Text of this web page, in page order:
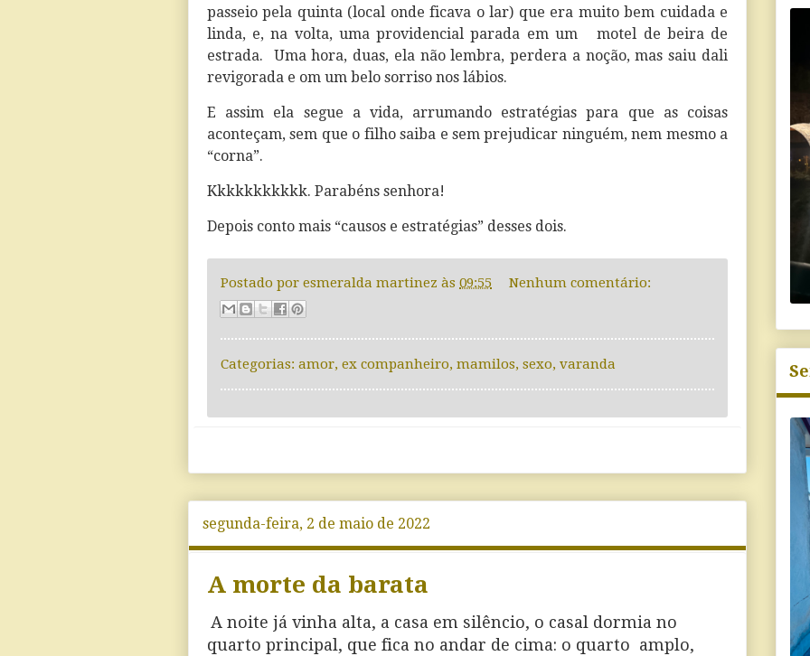
passeio pela quinta (local onde ficava o lar) que era muito bem cuidada e
linda, e, na volta, uma providencial parada em um
motel de beira de
estrada.
Uma hora, duas, ela não lembra, perdera a noção, mas saiu dali
revigorada e om um belo sorriso nos lábios.
E assim ela segue a vida, arrumando estratégias para que as coisas
aconteçam, sem que o filho saiba e sem prejudicar ninguém, nem mesmo a
“corna”.
Kkkkkkkkkkk. Parabéns senhora!
Depois conto mais “causos e estratégias” desses dois.
Postado por esmeralda martinez às 09:55 Nenhum comentário:
Categorias: amor, ex companheiro, mamilos, sexo, varanda
segunda-feira, 2 de maio de 2022
A morte da barata
A noite já vinha alta, a casa em silêncio, o casal dormia no
quarto principal, que fica no andar de cima: o quarto amplo,